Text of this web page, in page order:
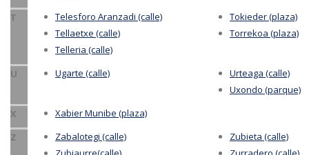
T
Telesforo Aranzadi (calle)
Tellaetxe (calle)
Telleria (calle)
Tokieder (plaza)
Torrekoa (plaza)
U Ugarte (calle)
Urteaga (calle)
Uxondo (parque)
X
Xabier Munibe (plaza)
Z
Zabalotegi (calle)
Zubieta (calle)